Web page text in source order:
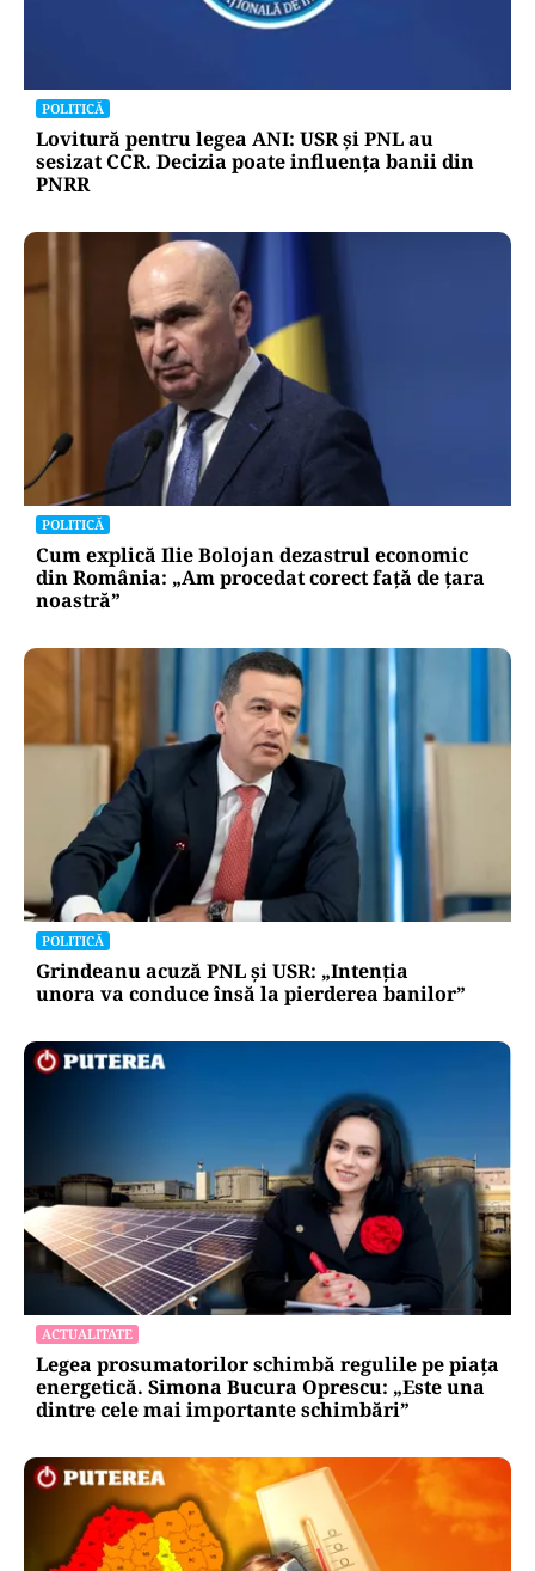
POLITICĂ
Lovitură pentru legea ANI: USR și PNL au
sesizat CCR. Decizia poate influența banii din
PNRR
POLITICĂ
Cum explică Ilie Bolojan dezastrul economic
din România: „Am procedat corect față de țara
noastră”
POLITICĂ
Grindeanu acuză PNL și USR: „Intenția
unora va conduce însă la pierderea banilor”
ACTUALITATE
Legea prosumatorilor schimbă regulile pe piața
energetică. Simona Bucura Oprescu: „Este una
dintre cele mai importante schimbări”